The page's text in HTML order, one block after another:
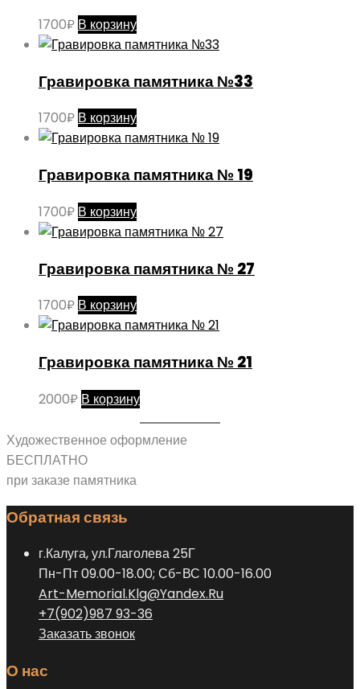
1700₽ В корзину
Гравировка памятника №33
1700₽ В корзину
Гравировка памятника № 19
1700₽ В корзину
Гравировка памятника № 27
1700₽ В корзину
Гравировка памятника № 21
2000₽ В корзину
Художественное оформление
БЕСПЛАТНО
при заказе памятника
Обратная связь
г.Калуга, ул.Глаголева 25Г
Пн-Пт 09.00-18.00; Сб-ВС 10.00-16.00
Art-Memorial.Klg@Yandex.Ru
+7(902)987 93-36
Заказать звонок
О нас